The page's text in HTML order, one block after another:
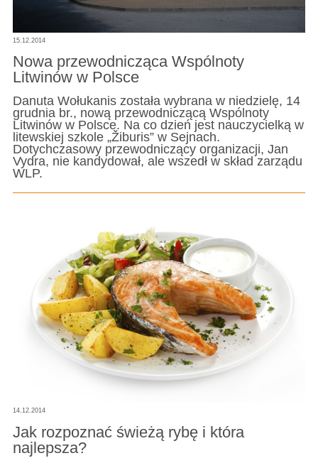
15.12.2014
Nowa przewodnicząca Wspólnoty
Litwinów w Polsce
Danuta Wołukanis została wybrana w niedzielę, 14
grudnia br., nową przewodniczącą Wspólnoty
Litwinów w Polsce. Na co dzień jest nauczycielką w
litewskiej szkole „Žiburis” w Sejnach.
Dotychczasowy przewodniczący organizacji, Jan
Vydra, nie kandydował, ale wszedł w skład zarządu
WLP.
14.12.2014
Jak rozpoznać świeżą rybę i która
najlepsza?